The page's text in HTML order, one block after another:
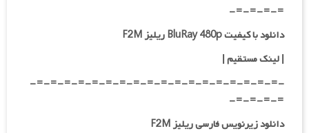
=-=-=-=-
دانلود با کیفیت BluRay 480p ریلیز F2M
| لینک مستقیم|
-=-=-=-=-=-=-=-=-=-=-=-=-=-=-=-=-=-=-
=-=-=-=-
دانلود زیرنویس فارسی ریلیز F2M